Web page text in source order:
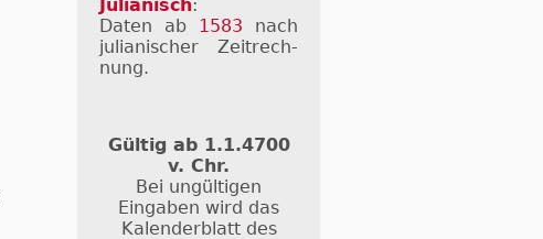
Julianisch:
Daten ab 1583 nach
ju­li­a­ni­scher Zeit­rech­
nung.
Gültig ab 1.1.4700
v. Chr.
Bei ungültigen
Eingaben wird das
Kalenderblatt des